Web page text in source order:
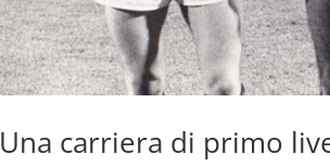
Una carriera di primo